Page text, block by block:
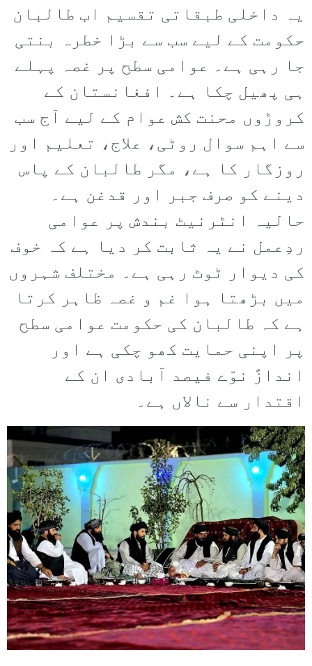
یہ داخلی طبقاتی تقسیم اب طالبان
حکومت کے لیے سب سے بڑا خطرہ بنتی
جا رہی ہے۔ عوامی سطح پر غصہ پہلے
ہی پھیل چکا ہے۔ افغانستان کے
کروڑوں محنت کش عوام کے لیے آج سب
سے اہم سوال روٹی، علاج، تعلیم اور
روزگار کا ہے، مگر طالبان کے پاس
دینے کو صرف جبر اور قدغن ہے۔
حالیہ انٹرنیٹ بندش پر عوامی
ردِعمل نے یہ ثابت کر دیا ہے کہ خوف
کی دیوار ٹوٹ رہی ہے۔ مختلف شہروں
میں بڑھتا ہوا غم و غصہ ظاہر کرتا
ہے کہ طالبان کی حکومت عوامی سطح
پر اپنی حمایت کھو چکی ہے اور
اندازً نوّے فیصد آبادی ان کے
اقتدار سے نالاں ہے۔